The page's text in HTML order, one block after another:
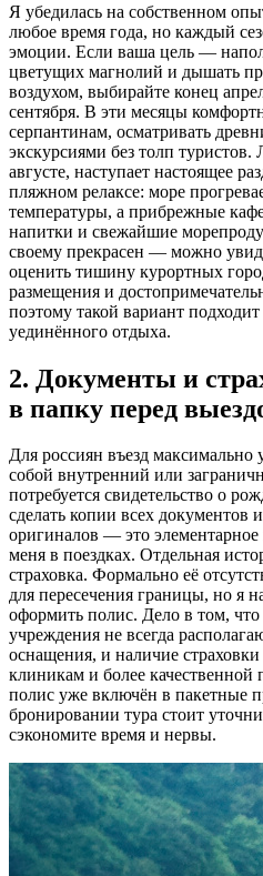
Я убедилась на собственном
любое время года, но каждый
эмоции. Если ваша цель —
цветущих магнолий и дышать
воздухом, выбирайте конец
сентября. В эти месяцы
серпантинам, осматривать
экскурсиями без толп
августе, наступает настоящее
пляжном релаксе: море
температуры, а прибрежные
напитки и свежайшие
своему прекрасен — можно
оценить тишину курортных
размещения и
поэтому такой вариант подходит
уединённого отдыха.
2. Документы и
в папку перед
Для россиян въезд максимально
собой внутренний или
потребуется свидетельство о
сделать копии всех документов
оригиналов — это
меня в поездках. Отдельная
страховка. Формально её
для пересечения границы, но я
оформить полис. Дело в том,
учреждения не всегда
оснащения, и наличие
клиникам и более качественной
полис уже включён в пакетные
бронировании тура стоит
сэкономите время и нервы.